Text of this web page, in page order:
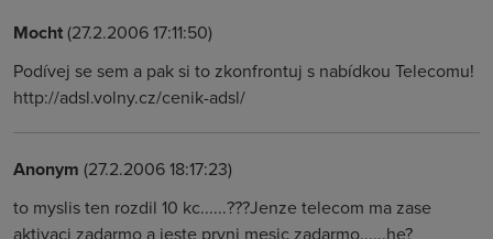
Mocht(27.2.2006 17:11:50)
Podívej se sem a pak si to zkonfrontuj s nabídkou Telecomu!
http://adsl.volny.cz/cenik-adsl/
Anonym (27.2.2006 18:17:23)
to myslis ten rozdil 10 kc......???Jenze telecom ma zase
aktivaci zadarmo a jeste prvni mesic zadarmo......he?